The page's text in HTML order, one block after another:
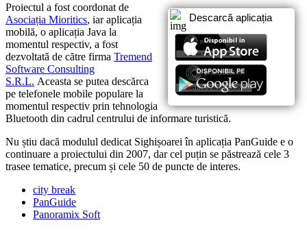
Descarcă aplicația
Proiectul a fost coordonat de
Asociația Mioritics, iar aplicația
mobilă, o aplicația Java la
momentul respectiv, a fost
dezvoltată de către firma Tremend
Software Consulting
S.R.L. Aceasta se putea descărca
pe telefonele mobile populare la
momentul respectiv prin tehnologia
Bluetooth din cadrul centrului de informare turistică.
Nu știu dacă modulul dedicat Sighișoarei în aplicația PanGuide e o
continuare a proiectului din 2007, dar cel puțin se păstrează cele 3
trasee tematice, precum și cele 50 de puncte de interes.
city break
PanGuide
Panoramix Soft